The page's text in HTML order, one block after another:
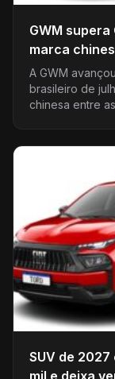
GWM
marca
A GWM
brasileiro de
chinesa entre
SUV de 2027